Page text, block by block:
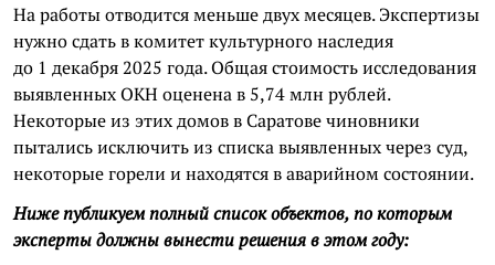
На работы отводится меньше двух месяцев. Экспертизы
нужно сдать в комитет культурного наследия
до 1 декабря 2025 года. Общая стоимость исследования
выявленных ОКН оценена в 5,74 млн рублей.
Некоторые из этих домов в Саратове чиновники
пытались исключить из списка выявленных через суд,
некоторые горели и находятся в аварийном состоянии.
Ниже публикуем полный список объектов, по которым
эксперты должны вынести решения в этом году: